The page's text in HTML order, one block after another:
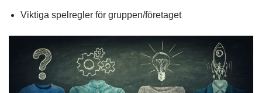
Viktiga spelregler för gruppen/företaget